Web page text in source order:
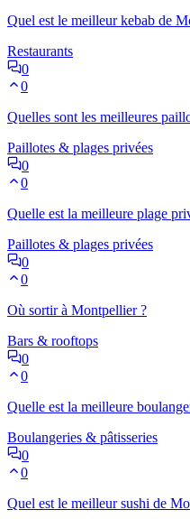
Quel est le meilleur kebab de
Restaurants
0
0
Quelles sont les meilleures
Paillotes & plages privées
0
0
Quelle est la meilleure plage
Paillotes & plages privées
0
0
Où sortir à Montpellier ?
Bars & rooftops
0
0
Quelle est la meilleure
Boulangeries & pâtisseries
0
0
Quel est le meilleur sushi de